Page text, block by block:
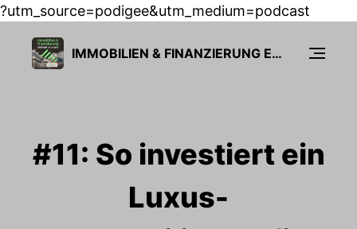
?utm_source=podigee&utm_medium=podcast
IMMOBILIEN & FINANZIERUNG EINFACH MACHEN
#11: So investiert ein
Luxus-